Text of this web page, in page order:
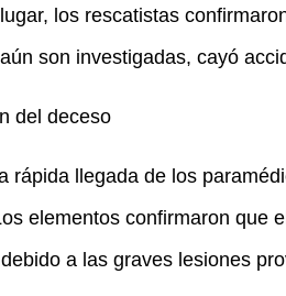
los rescatistas
son investigadas, cayó
del deceso
rápida llegada de los
elementos confirmaron que
a las graves lesiones